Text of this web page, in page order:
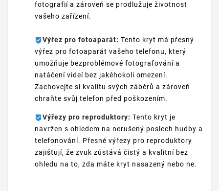
fotografií a zároveň se prodlužuje životnost
vašeho zařízení.
Výřez pro fotoaparát: Tento kryt má přesný
výřez pro fotoaparát vašeho telefonu, který
umožňuje bezproblémové fotografování a
natáčení videí bez jakéhokoli omezení.
Zachovejte si kvalitu svých záběrů a zároveň
chraňte svůj telefon před poškozením.
Výřezy pro reproduktory: Tento kryt je
navržen s ohledem na nerušený poslech hudby a
telefonování. Přesné výřezy pro reproduktory
zajišťují, že zvuk zůstává čistý a kvalitní bez
ohledu na to, zda máte kryt nasazený nebo ne.